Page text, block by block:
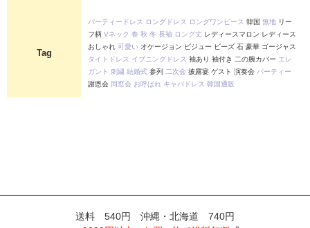
Tag
パーティードレス ロングドレス ロングワンピース 韓国 無地 リー
フ柄 Vネック 春 秋 冬 長袖 ロング丈 レディースマロン レディース
おしゃれ 可愛い オケージョン ビジュー ビーズ 石 豪華 ゴージャス
タイトドレス イブニングドレス 袖あり 袖付き 二の腕カバー エレ
ガント 刺繍 結婚式 参列 二次会 披露宴 ゲスト 演奏会 パーティー
謝恩会 同窓会 お呼ばれ キャバドレス 韓国通販
送料 540円 沖縄・北海道 740円